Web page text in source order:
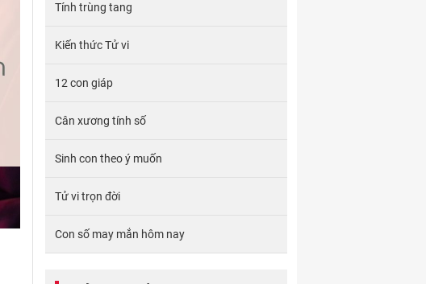
Tính trùng tang
Kiến thức Tử vi
12 con giáp
Cân xương tính số
Sinh con theo ý muốn
Tử vi trọn đời
Con số may mắn hôm nay